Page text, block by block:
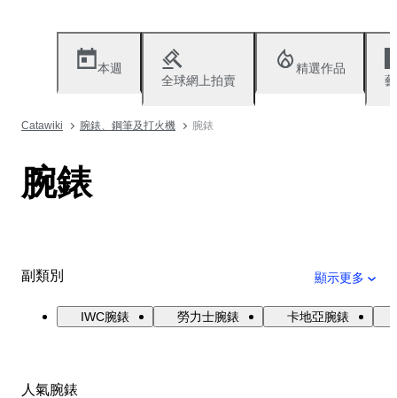
本週
全球網上拍賣
精選作品
Catawiki 腕錶、鋼筆及打火機 腕錶
腕錶
副類別 顯示更多
IWC腕錶 勞力士腕錶 卡地亞腕錶
人氣腕錶